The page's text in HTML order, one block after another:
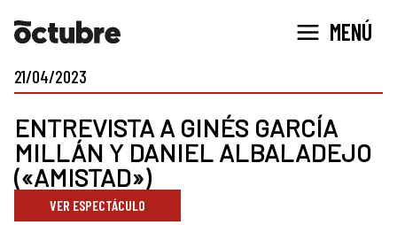
MENÚ
21/04/2023
ENTREVISTA A GINÉS GARCÍA
MILLÁN Y DANIEL ALBALADEJO
(«AMISTAD»)
VER ESPECTÁCULO